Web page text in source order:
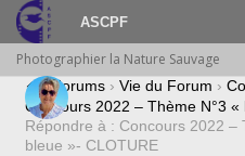
ASCPF
Photographier la Nature Sauvage
› Forums › Vie du Forum ›
Concours 2022 – Thème N°3
Répondre à : Concours 2022 –
bleue »- CLOTURE